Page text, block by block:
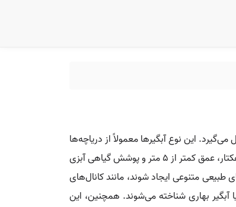
این نوع آبگیرها معمولاً از دریاچه‌ها
کوچکتر هستند و هیچ معیار رسمی برای تفکیک این دو وجود ندارد. با این حال، تعریف آبگیر به عنوان یک پهنه آبی با مساحت کمتر از ۵ هکتار، عمق کمتر از ۵ متر و پوشش گیاهی آبزی
طبیعی متنوعی ایجاد شوند، مانند کانال‌های
آبگیر بهاری شناخته می‌شوند. همچنین، این